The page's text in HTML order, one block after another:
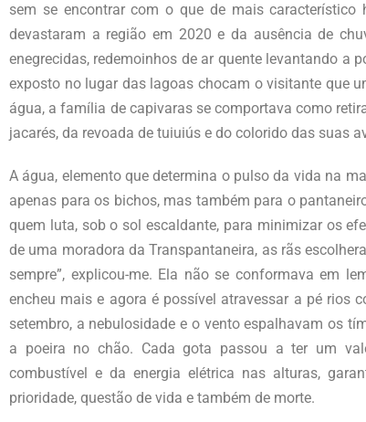
sem se encontrar com o que de mais
devastaram a região em 2020 e da ausência de
enegrecidas, redemoinhos de ar quente levantando a
exposto no lugar das lagoas chocam o visitante que
água, a família de capivaras se comportava como
jacarés, da revoada de tuiuiús e do colorido das suas
A água, elemento que determina o pulso da vida na
apenas para os bichos, mas também para o
quem luta, sob o sol escaldante, para minimizar os
de uma moradora da Transpantaneira, as rãs
sempre”, explicou-me. Ela não se conformava em
encheu mais e agora é possível atravessar a pé rios
setembro, a nebulosidade e o vento espalhavam os
a poeira no chão. Cada gota passou a ter um
combustível e da energia elétrica nas alturas,
prioridade, questão de vida e também de morte.